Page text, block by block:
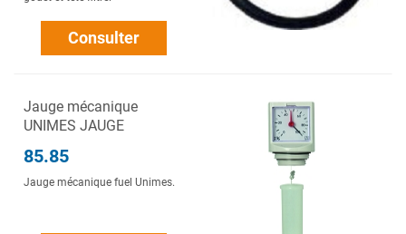
Consulter
Jauge mécanique
UNIMES JAUGE
85.85
Jauge mécanique fuel Unimes.